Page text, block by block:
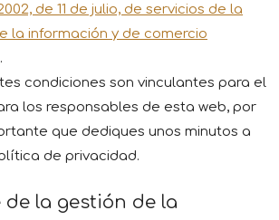
de 11 de julio, de servicios de la
la información y de comercio
.
condiciones son vinculantes para el
los responsables de esta web, por
que dediques unos minutos a
de privacidad.
de la gestión de la